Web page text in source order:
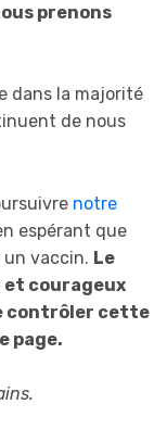
prenons
dans la majorité
de nous
notre
espérant que
vaccin. Le
courageux
contrôler cette
page.